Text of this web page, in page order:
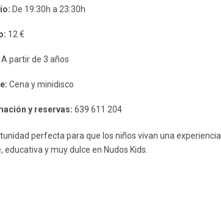
De 19:30h a 23:30h
12 €
A partir de 3 años
Cena y minidisco
y reservas: 639 611 204
perfecta para que los niños vivan una experiencia
educativa y muy dulce en Nudos Kids.